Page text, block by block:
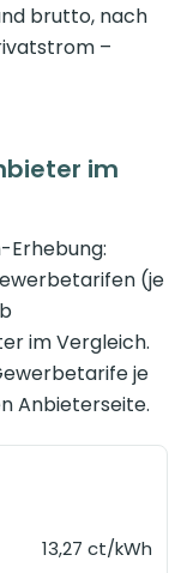
brutto, nach
–
im
Erhebung:
(je
im Vergleich.
je
Anbieterseite.
13,27 ct/kWh